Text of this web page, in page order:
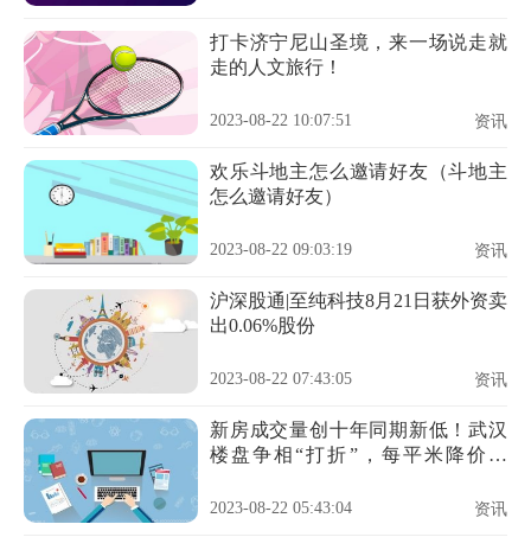
打卡济宁尼山圣境，来一场说走就
走的人文旅行！
2023-08-22 10:07:51 资讯
欢乐斗地主怎么邀请好友（斗地主
怎么邀请好友）
2023-08-22 09:03:19 资讯
沪深股通|至纯科技8月21日获外资卖
出0.06%股份
2023-08-22 07:43:05 资讯
新房成交量创十年同期新低！武汉
楼盘争相“打折”，每平米降价超
2023-08-22 05:43:04 资讯